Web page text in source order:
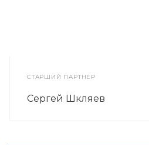
СТАРШИЙ ПАРТНЕР
Сергей Шкляев